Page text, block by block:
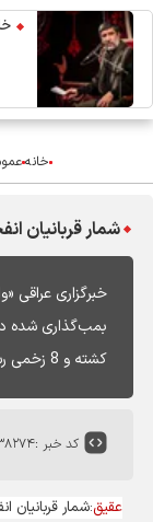
خانه
شمار قربانیان
خبرگزاری عراقی
کشته و 8 زخمی رسید.
کد خبر :۳۸۲۷۴
عقیق:شمار قربانیان